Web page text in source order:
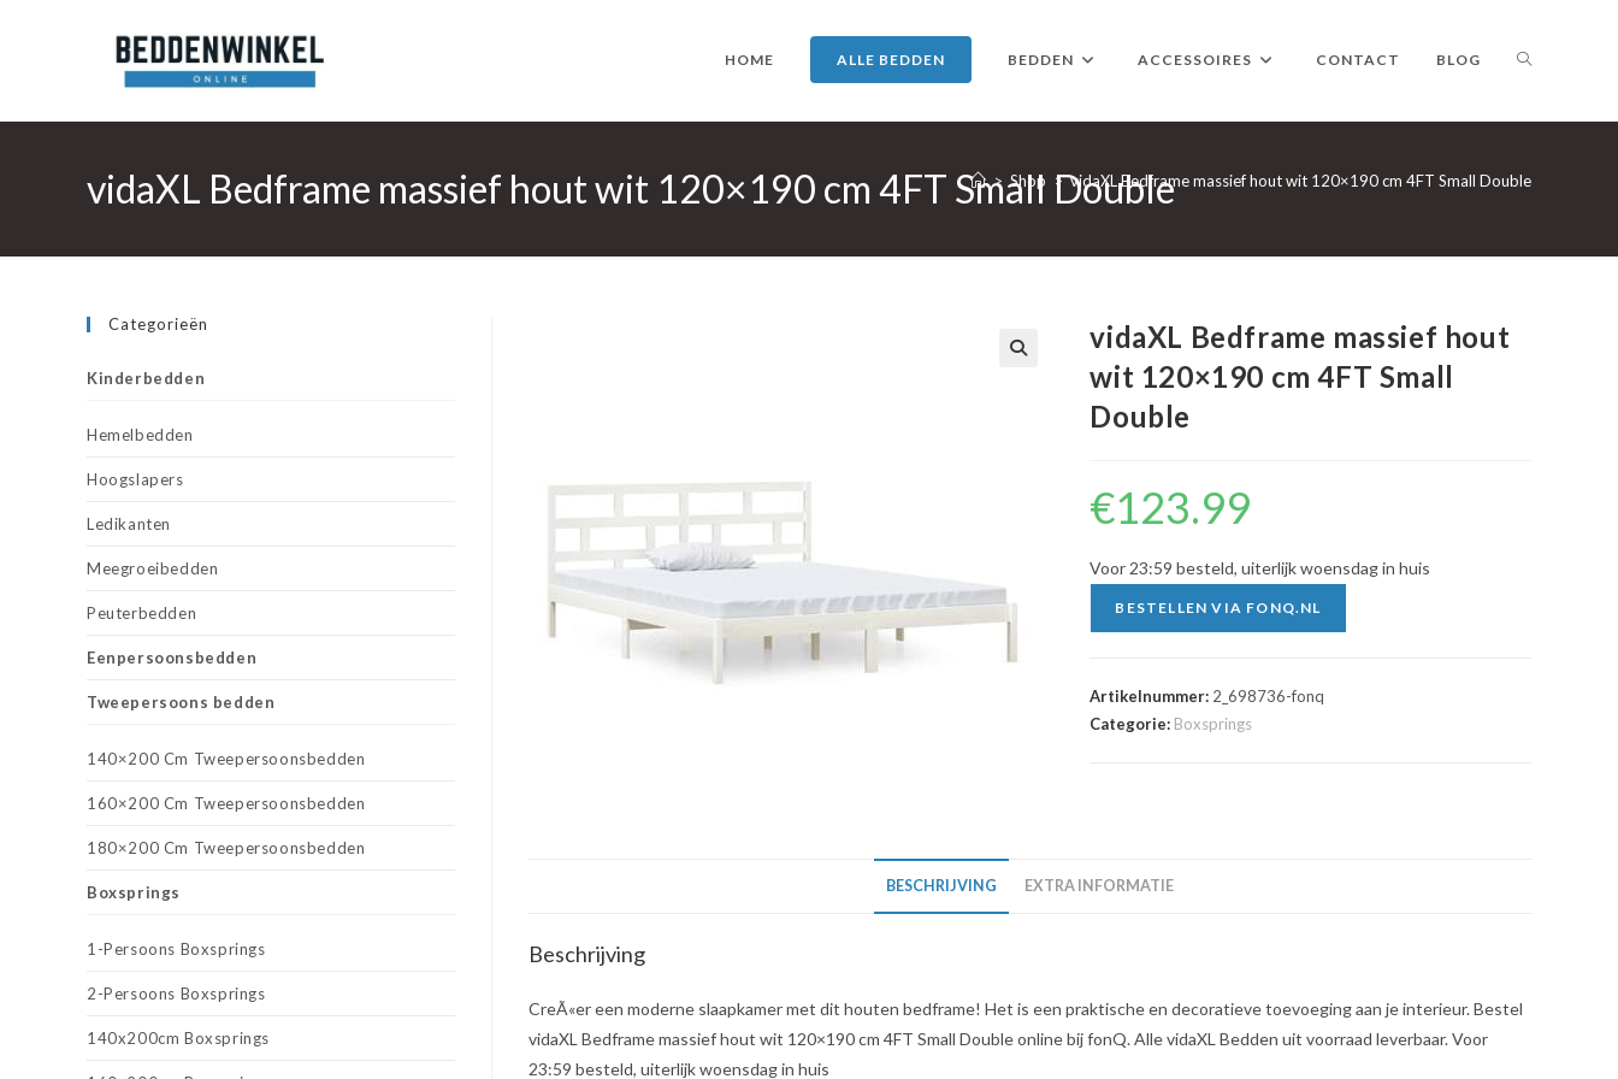
HOME ALLE BEDDEN BEDDEN ACCESSOIRES CONTACT BLOG TOGGLE
WEBSITE
vidaXL Bedframe massief hout wit 120×190 cm 4FT Small Double
> Shop > vidaXL Bedframe massief hout wit 120×190 cm 4FT Small Double
vidaXL Bedframe massief hout
wit 120×190 cm 4FT Small
Double
€123.99
Voor 23:59 besteld, uiterlijk woensdag in huis
BESTELLEN VIA FONQ.NL
Artikelnummer: 2_698736-fonq
Categorie: Boxsprings
BESCHRIJVING EXTRA INFORMATIE
Beschrijving
CreÃ«er een moderne slaapkamer met dit houten bedframe! Het is een praktische en decoratieve toevoeging aan je interieur. Bestel
vidaXL Bedframe massief hout wit 120×190 cm 4FT Small Double online bij fonQ. Alle vidaXL Bedden uit voorraad leverbaar. Voor
23:59 besteld, uiterlijk woensdag in huis
Categorieën
Kinderbedden
Hemelbedden
Hoogslapers
Ledikanten
Meegroeibedden
Peuterbedden
Eenpersoonsbedden
Tweepersoons bedden
140×200 Cm Tweepersoonsbedden
160×200 Cm Tweepersoonsbedden
180×200 Cm Tweepersoonsbedden
Boxsprings
1-Persoons Boxsprings
2-Persoons Boxsprings
140x200cm Boxsprings